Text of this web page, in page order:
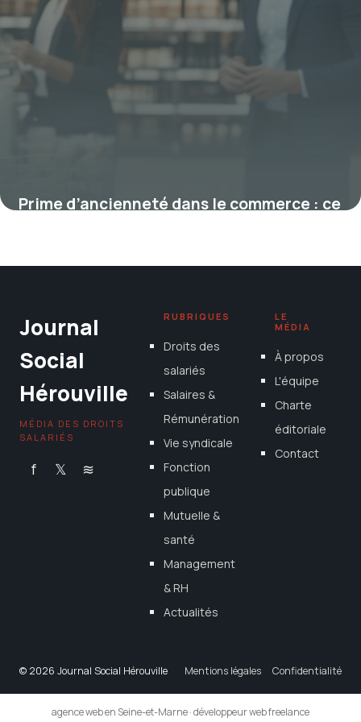
Prime d’ancienneté dans le commerce : ce
Journal
Social
Hérouville
MÉDIA DES DROITS
SALARIÉS
f 𝕏 ≋
RUBRIQUES
Droits des
salariés
Salaires &
Rémunération
Vie syndicale
Fonction
publique
Mutuelle &
santé
Management
& RH
Actualités
LE
MÉDIA
À propos
L'équipe
Charte
éditoriale
Contact
© 2026 Journal Social Hérouville Mentions légales Confidentialité
agence web en Seine-et-Marne·développeur web freelance